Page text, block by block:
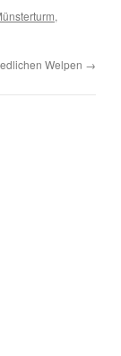
,
Welpen →